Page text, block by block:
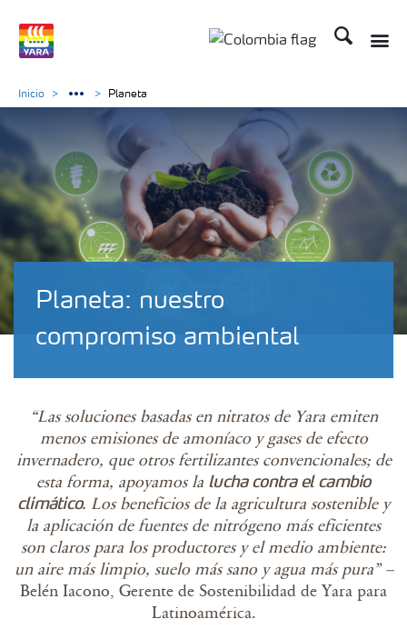
Buscar
Planeta: nuestro
compromiso ambiental
Inicio Planeta
“Las soluciones basadas en nitratos de Yara emiten
menos emisiones de amoníaco y gases de efecto
invernadero, que otros fertilizantes convencionales; de
esta forma, apoyamos la lucha contra el cambio
climático. Los beneficios de la agricultura sostenible y
la aplicación de fuentes de nitrógeno más eficientes
son claros para los productores y el medio ambiente:
un aire más limpio, suelo más sano y agua más pura” –
Belén Iacono, Gerente de Sostenibilidad de Yara para
Latinoamérica.